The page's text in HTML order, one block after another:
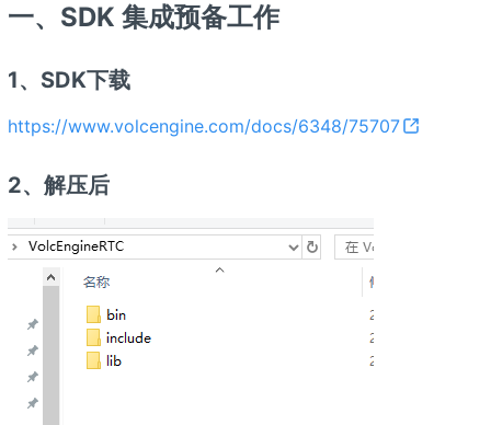
一、SDK 集成预备工作
1、SDK下载
https://www.volcengine.com/docs/6348/75707
2、解压后